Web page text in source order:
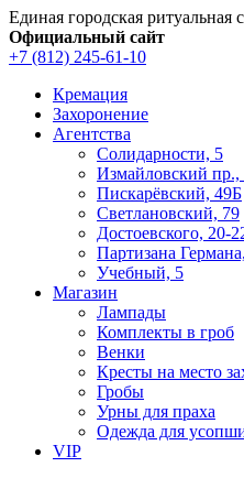
Единая городская ритуальная
Официальный сайт
+7 (812) 245-61-10
Кремация
Захоронение
Агентства
Солидарности, 5
Измайловский пр.,
Пискарёвский, 49Б
Светлановский, 79
Достоевского, 20-
Партизана
Учебный, 5
Магазин
Лампады
Комплекты в гроб
Венки
Кресты на место
Гробы
Урны для праха
Одежда для
VIP